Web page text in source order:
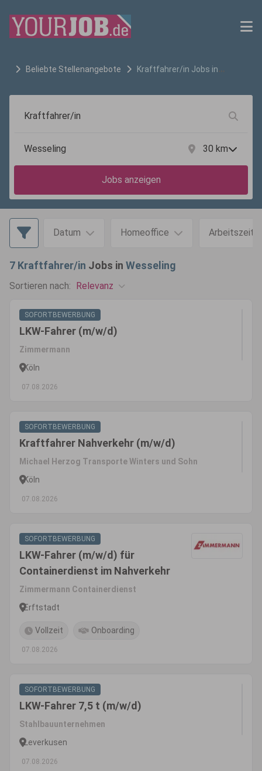
Beliebte Stellenangebote Kraftfahrer/in Jobs in
30 km
Jobs anzeigen
Datum Homeoffice Arbeitszeit
7 Kraftfahrer/in Jobs in Wesseling
Sortieren nach: Relevanz
SOFORTBEWERBUNG
LKW-Fahrer (m/w/d)
Zimmermann
Köln
07.08.2026
SOFORTBEWERBUNG
Kraftfahrer Nahverkehr (m/w/d)
Michael Herzog Transporte Winters und Sohn
Köln
07.08.2026
SOFORTBEWERBUNG
LKW-Fahrer (m/w/d) für
Containerdienst im Nahverkehr
Zimmermann Containerdienst
Erftstadt
Vollzeit Onboarding
07.08.2026
SOFORTBEWERBUNG
LKW-Fahrer 7,5 t (m/w/d)
Stahlbauunternehmen
Leverkusen
07.08.2026